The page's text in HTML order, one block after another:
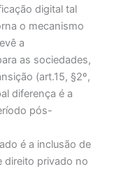
digital tal
o mecanismo
a
as sociedades,
(art.15, §2º,
diferença é a
pós-
é a inclusão de
direito privado no